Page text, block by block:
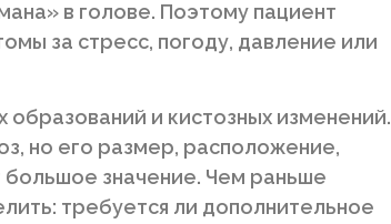
в голове. Поэтому пациент
за стресс, погоду, давление или
и кистозных изменений.
но его размер, расположение,
значение. Чем раньше
требуется ли дополнительное